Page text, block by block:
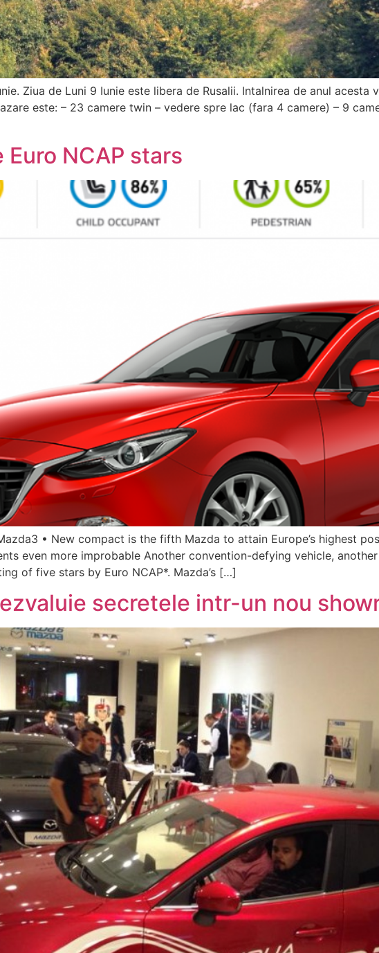
Ziua de Luni 9 Iunie este libera de Rusalii. Intalnirea de anul acesta
este: – 23 camere twin – vedere spre lac (fara 4 camere) – 9
NCAP stars
• New compact is the fifth Mazda to attain Europe’s highest
even more improbable Another convention-defying vehicle,
of five stars by Euro NCAP*. Mazda’s […]
secretele intr-un nou